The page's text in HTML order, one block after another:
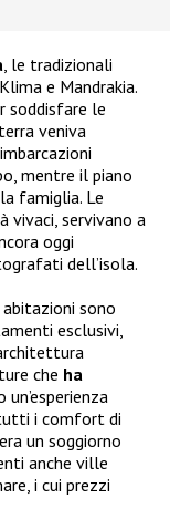
, le tradizionali
e Mandrakia.
soddisfare le
veniva
mentre il piano
famiglia. Le
vivaci, servivano a
oggi
dell’isola.
sono
esclusivi,
che ha
un’esperienza
i comfort di
un soggiorno
anche ville
i cui prezzi